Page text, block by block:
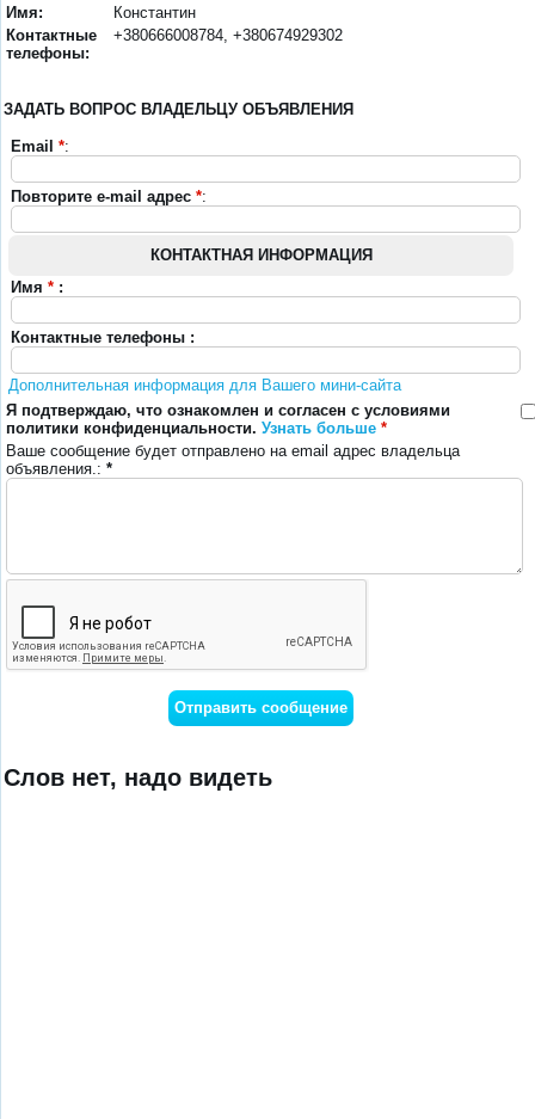
Имя:
Константин
Контактные
телефоны:
+380666008784, +380674929302
ЗАДАТЬ ВОПРОС ВЛАДЕЛЬЦУ ОБЪЯВЛЕНИЯ
Email *:
Повторите e-mail адрес *:
КОНТАКТНАЯ ИНФОРМАЦИЯ
Имя * :
Контактные телефоны :
Дополнительная информация для Вашего мини-сайта
Я подтверждаю, что ознакомлен и согласен с условиями
политики конфиденциальности. Узнать больше *
Ваше сообщение будет отправлено на email адрес владельца
объявления.: *
Слов нет, надо видеть